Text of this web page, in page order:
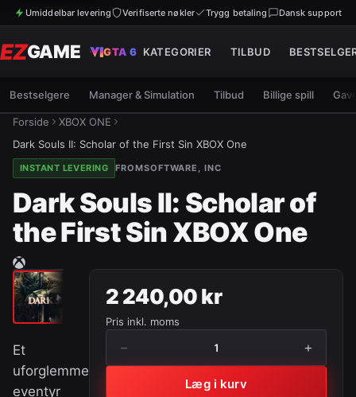
Umiddelbar levering Verifiserte nøkler Trygg betaling Dansk support
EZGAME GTA 6 KATEGORIER TILBUD
Bestselgere Manager & Simulation Tilbud Billige spill
Forside
XBOX ONE
Dark Souls II: Scholar of the First Sin XBOX One
INSTANT LEVERING FROMSOFTWARE, INC
Dark Souls II: Scholar of
the First Sin XBOX One
Et
uforglemmelig
eventyr
2 240,00 kr
Pris inkl. moms
− 1 +
Læg i kurv